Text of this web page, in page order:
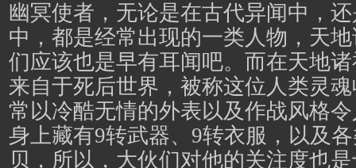
幽冥使者，无论是在古代异闻中，
中，都是经常出现的一类人物， 天
们应该也是早有耳闻吧。而在天地
来自于死后世界，被称这位人类灵
常以冷酷无情的外表以及作战风格
身上藏有9转武器、9转衣服，以及
贝，所以，大伙们对他的关注度也